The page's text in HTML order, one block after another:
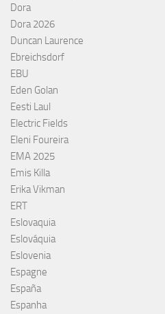
Dora
Dora 2026
Duncan Laurence
Ebreichsdorf
EBU
Eden Golan
Eesti Laul
Electric Fields
Eleni Foureira
EMA 2025
Emis Killa
Erika Vikman
ERT
Eslovaquia
Eslováquia
Eslovenia
Espagne
España
Espanha